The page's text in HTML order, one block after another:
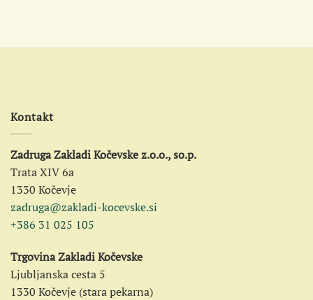
Kontakt
Zadruga Zakladi Kočevske z.o.o., so.p.
Trata XIV 6a
1330 Kočevje
zadruga@zakladi-kocevske.si
+386 31 025 105
Trgovina Zakladi Kočevske
Ljubljanska cesta 5
1330 Kočevje (stara pekarna)